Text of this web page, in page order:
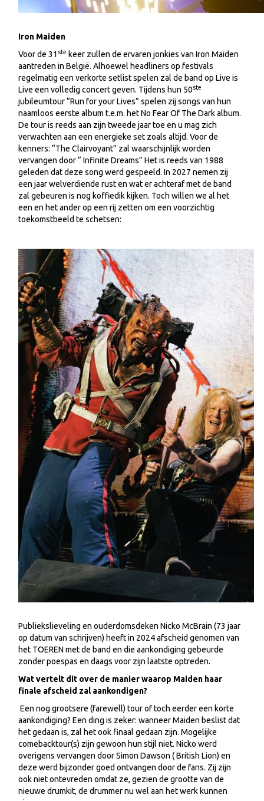
Iron Maiden
Voor de 31 ste keer zullen de ervaren jonkies van Iron Maiden
aantreden in België. Alhoewel headliners op festivals
regelmatig een verkorte setlist spelen zal de band op Live is
Live een volledig concert geven. Tijdens hun 50ste
jubileumtour “Run for your Lives” spelen zij songs van hun
naamloos eerste album t.e.m. het No Fear Of The Dark album.
De tour is reeds aan zijn tweede jaar toe en u mag zich
verwachten aan een energieke set zoals altijd. Voor de
kenners: “The Clairvoyant” zal waarschijnlijk worden
vervangen door “ Infinite Dreams” Het is reeds van 1988
geleden dat deze song werd gespeeld. In 2027 nemen zij
een jaar welverdiende rust en wat er achteraf met de band
zal gebeuren is nog koffiedik kijken. Toch willen we al het
een en het ander op een rij zetten om een voorzichtig
toekomstbeeld te schetsen:
Publiekslieveling en ouderdomsdeken Nicko McBrain (73 jaar
op datum van schrijven) heeft in 2024 afscheid genomen van
het TOEREN met de band en die aankondiging gebeurde
zonder poespas en daags voor zijn laatste optreden.
Wat vertelt dit over de manier waarop Maiden haar
finale afscheid zal aankondigen?
Een nog grootsere (farewell) tour of toch eerder een korte
aankondiging? Een ding is zeker: wanneer Maiden beslist dat
het gedaan is, zal het ook finaal gedaan zijn. Mogelijke
comebacktour(s) zijn gewoon hun stijl niet. Nicko werd
overigens vervangen door Simon Dawson ( British Lion) en
deze werd bijzonder goed ontvangen door de fans. Zij zijn
ook niet ontevreden omdat ze, gezien de grootte van de
nieuwe drumkit, de drummer nu wel aan het werk kunnen